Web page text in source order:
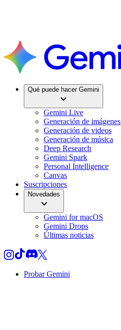
Qué puede hacer Gemini
Gemini Live
Generación de imágenes
Generación de videos
Generación de música
Deep Research
Gemini Spark
Personal Intelligence
Canvas
Suscripciones
Novedades
Gemini for macOS
Gemini Drops
Últimas noticias
Probar Gemini